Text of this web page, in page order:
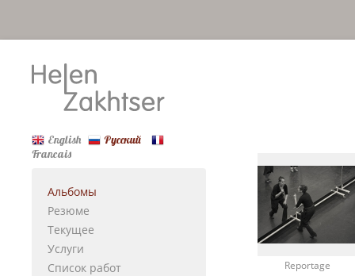
Reportage
English
Русский
Francais
Альбомы
Резюме
Текущее
Услуги
Список работ